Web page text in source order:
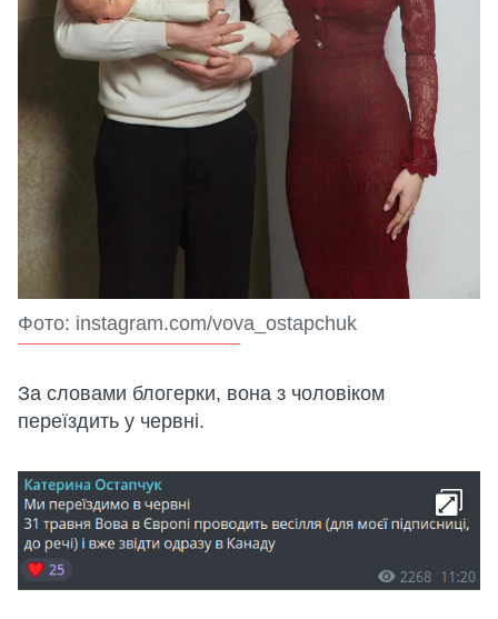
Фото: instagram.com/vova_ostapchuk
За словами блогерки, вона з чоловіком
переїздить у червні.